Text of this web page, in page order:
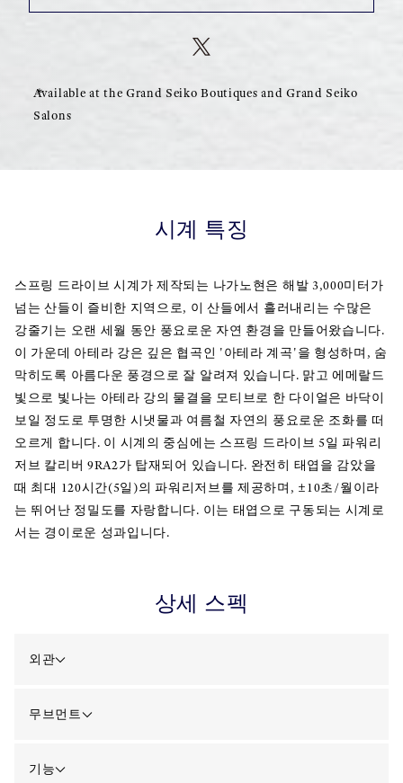
Available at the Grand Seiko Boutiques and Grand Seiko
Salons
시계 특징
스프링 드라이브 시계가 제작되는 나가노현은 해발 3,000미터가
넘는 산들이 즐비한 지역으로, 이 산들에서 흘러내리는 수많은
강줄기는 오랜 세월 동안 풍요로운 자연 환경을 만들어왔습니다.
이 가운데 아테라 강은 깊은 협곡인 '아테라 계곡'을 형성하며, 숨
막히도록 아름다운 풍경으로 잘 알려져 있습니다. 맑고 에메랄드
빛으로 빛나는 아테라 강의 물결을 모티브로 한 다이얼은 바닥이
보일 정도로 투명한 시냇물과 여름철 자연의 풍요로운 조화를 떠
오르게 합니다. 이 시계의 중심에는 스프링 드라이브 5일 파워리
저브 칼리버 9RA2가 탑재되어 있습니다. 완전히 태엽을 감았을
때 최대 120시간(5일)의 파워리저브를 제공하며, ±10초/월이라
는 뛰어난 정밀도를 자랑합니다. 이는 태엽으로 구동되는 시계로
서는 경이로운 성과입니다.
상세 스펙
외관
무브먼트
기능